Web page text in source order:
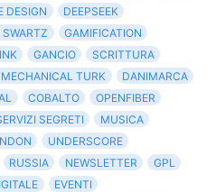
DESIGN
DEEPSEEK
GAMIFICATION
GANCIO
SCRITTURA
TURK
DANIMARCA
COBALTO
OPENFIBER
SEGRETI
MUSICA
UNDERSCORE
RUSSIA NEWSLETTER
GPL
EVENTI